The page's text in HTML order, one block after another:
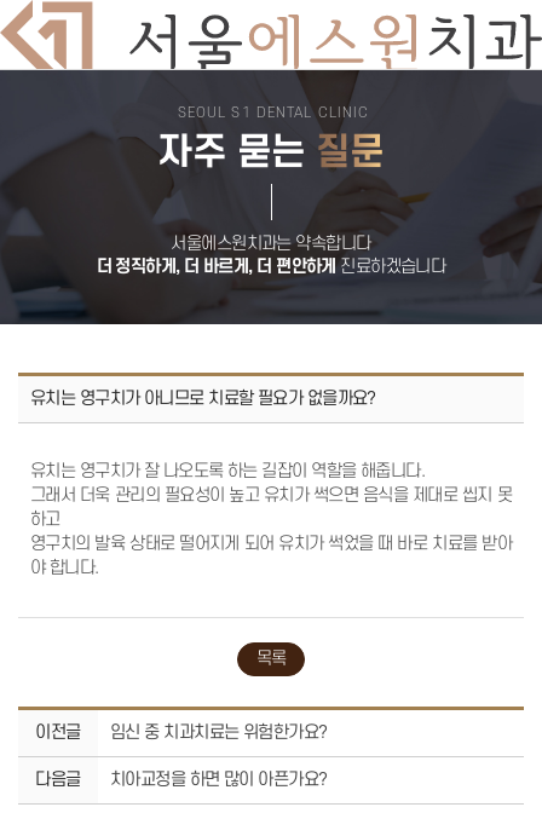
의료진소개
둘러보기
진료시간
서울에스원 특별함
디지털 치과 진료
자연치아 보존원칙
검증된 재료
쾌적한 진료환경
전악 임플란트
임플란트 틀니
돌출입교정
비발치교정
덧니교정
어린이성장교정
잇몸성형
올세라믹
레진
치아미백
일반진료
자연치아살리기
충치치료
신경치료
SEOUL S1 DENTAL CLINIC
자주 묻는 질문
서울에스원치과는 약속합니다
더 정직하게, 더 바르게, 더 편안하게진료하겠습니다
유치는 영구치가 아니므로 치료할 필요가 없을까요?
유치는 영구치가 잘 나오도록 하는 길잡이 역할을 해줍니다.
그래서 더욱 관리의 필요성이 높고 유치가 썩으면 음식을 제대로 씹지 못
하고
영구치의 발육 상태로 떨어지게 되어 유치가 썩었을 때 바로 치료를 받아
야 합니다.
목록
이전글 임신 중 치과치료는 위험한가요?
다음글 치아교정을 하면 많이 아픈가요?
서울에스원치과